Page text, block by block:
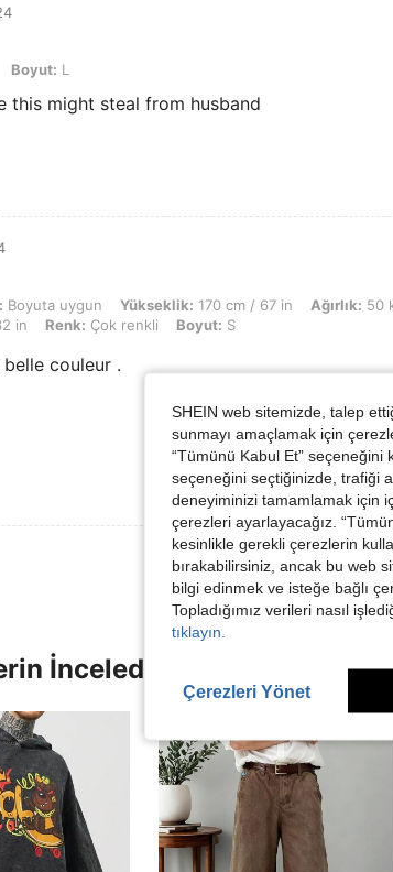
L
Boyut: L
this might steal from husband
uygun, Yükseklik: 170 cm / 67 in, Ağırlık: 50 kg / 110 lbs,
Boyuta uygun Yükseklik: 170 cm / 67 in Ağırlık: 50
in Renk: Çok renkli Boyut: S
couleur .
İncelediği Diğer Ürünler
SHEIN web sitemizde, talep
sunmayı amaçlamak için
“Tümünü Kabul Et”
seçeneğini seçtiğinizde, trafiği
deneyiminizi tamamlamak için
çerezleri ayarlayacağız.
kesinlikle gerekli çerezlerin
bırakabilirsiniz, ancak bu web
bilgi edinmek ve isteğe bağlı
Topladığımız verileri nasıl
tıklayın.
Çerezleri Yönet